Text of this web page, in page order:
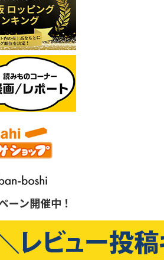
ーン開催中！